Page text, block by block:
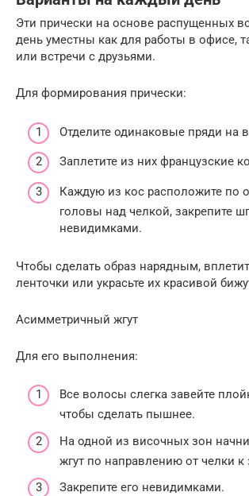
Эти прически на основе распущенных
день уместны как для работы в офисе,
или встречи с друзьями.
Для формирования прически:
Отделите одинаковые пряди на
Заплетите из них французские
Каждую из кос расположите по
головы над челкой, закрепите
невидимками.
Чтобы сделать образ нарядным,
ленточки или украсьте их красивой
Асимметричный жгут
Для его выполнения:
Все волосы слегка завейте
чтобы сделать пышнее.
На одной из височных зон
жгут по направлению от челки к
Закрепите его невидимками.